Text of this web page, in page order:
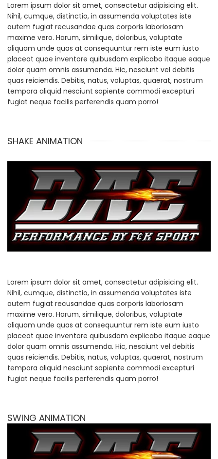
Lorem ipsum dolor sit amet, consectetur adipisicing elit.
Nihil, cumque, distinctio, in assumenda voluptates iste
autem fugiat recusandae quas corporis laboriosam
maxime vero. Harum, similique, doloribus, voluptate
aliquam unde quas at consequuntur rem iste eum iusto
placeat quae inventore quibusdam explicabo itaque eaque
dolor quam omnis assumenda. Hic, nesciunt vel debitis
quas reiciendis. Debitis, natus, voluptas, quaerat, nostrum
tempora aliquid nesciunt sapiente commodi excepturi
fugiat neque facilis perferendis quam porro!
SHAKE ANIMATION
Lorem ipsum dolor sit amet, consectetur adipisicing elit.
Nihil, cumque, distinctio, in assumenda voluptates iste
autem fugiat recusandae quas corporis laboriosam
maxime vero. Harum, similique, doloribus, voluptate
aliquam unde quas at consequuntur rem iste eum iusto
placeat quae inventore quibusdam explicabo itaque eaque
dolor quam omnis assumenda. Hic, nesciunt vel debitis
quas reiciendis. Debitis, natus, voluptas, quaerat, nostrum
tempora aliquid nesciunt sapiente commodi excepturi
fugiat neque facilis perferendis quam porro!
SWING ANIMATION